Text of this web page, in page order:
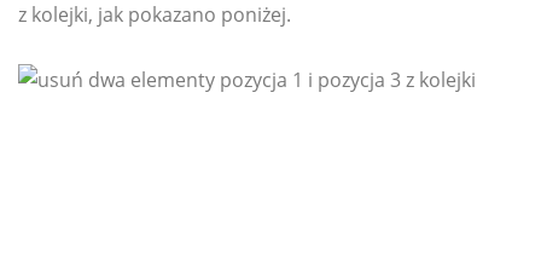
z kolejki, jak pokazano poniżej.